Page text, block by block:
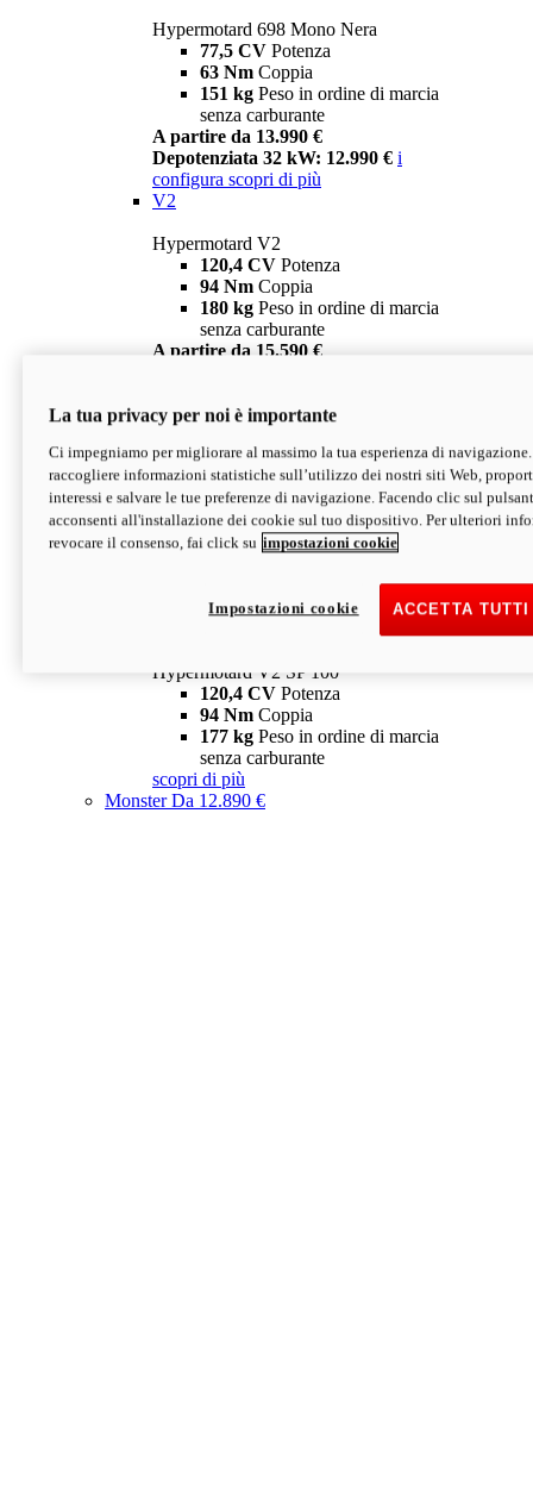
Hypermotard 698 Mono Nera
77,5 CV Potenza
63 Nm Coppia
151 kg Peso in ordine di marcia
senza carburante
A partire da 13.990 €
Depotenziata 32 kW: 12.990 € i
configura scopri di più
V2
Hypermotard V2
120,4 CV Potenza
94 Nm Coppia
180 kg Peso in ordine di marcia
senza carburante
A partire da 15.590 €
V2 SP
Hypermotard V2 SP
120,4 CVPotenza
94 NmCoppia
177 kgPeso in ordine di marcia
senza carburante
Depotenziata 35 kW: 18.890 € i
configura scopri di più
Hypermotard V2 SP 100
120,4 CV Potenza
94 Nm Coppia
177 kg Peso in ordine di marcia
senza carburante
scopri di più
MonsterDa 12.890 €
La tua privacy per noi è importante
Ci impegniamo per migliorare al massimo la tua esperienza di
raccogliere informazioni statistiche sull’utilizzo dei nostri siti Web,
interessi e salvare le tue preferenze di navigazione. Facendo clic sul
acconsenti all'installazione dei cookie sul tuo dispositivo. Per ulteriori
revocare il consenso, fai click su impostazioni cookie
ACCETTA
Impostazioni cookie